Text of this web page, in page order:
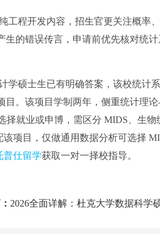
程开发内容，招生官更关注概率
的错误传言，申请前优先核对统计
硕士生已有明确答案，该校统计
目。该项目学制两年，侧重统计理
择就业或申博，需区分 MIDS、生物
项目，仅做通用数据分析可选择
普仕留学获取一对一择校指导。
2026全面详解：杜克大学数据科学硕士项目